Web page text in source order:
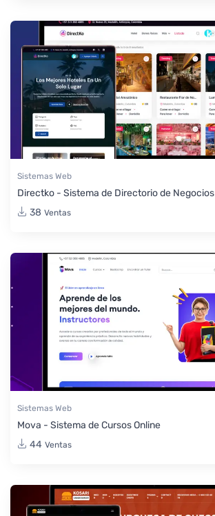
Sistemas Web
Directko - Sistema de Directorio de Negocios
38 Ventas
Sistemas Web
Mova - Sistema de Cursos Online
44 Ventas